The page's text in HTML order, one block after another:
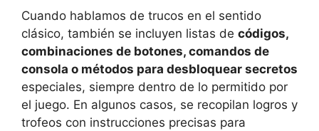
Cuando hablamos de trucos en el sentido
clásico, también se incluyen listas de códigos,
combinaciones de botones, comandos de
consola o métodos para desbloquear secretos
especiales, siempre dentro de lo permitido por
el juego. En algunos casos, se recopilan logros y
trofeos con instrucciones precisas para